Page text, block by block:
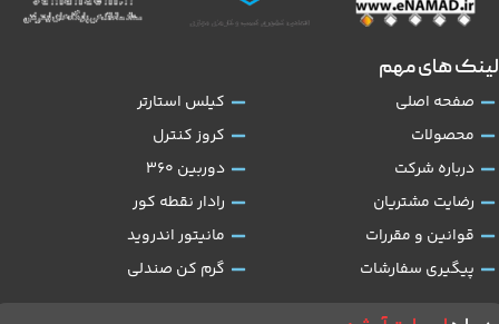
لینک های مهم
صفحه اصلی
محصولات
درباره شرکت
رضایت مشتریان
قوانین و مقررات
پیگیری سفارشات
کیلس استارتر
کروز کنترل
دوربین 360
رادار نقطه کور
مانیتور اندروید
گرم کن صندلی